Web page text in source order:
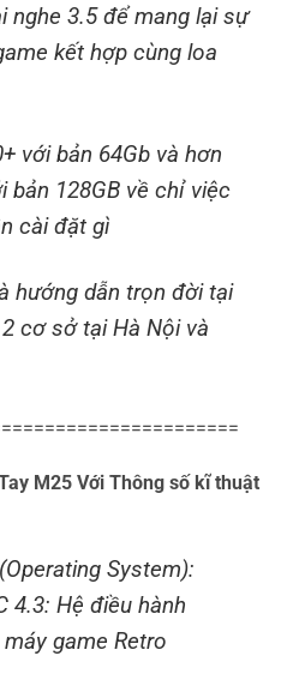
nghe 3.5 để mang lại sự
kết hợp cùng loa
với bản 64Gb và hơn
bản 128GB về chỉ việc
cài đặt gì
hướng dẫn trọn đời tại
cơ sở tại Hà Nội và
M25 Với Thông số kĩ thuật
System):
4.3: Hệ điều hành
game Retro